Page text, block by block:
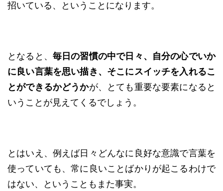
招いている、ということになります。
となると、 毎日の習慣の中で日々、自分の心でいか
に良い言葉を思い描き、そこにスイッチを入れるこ
とができるかどうかが、とても重要な要素になると
いうことが見えてくるでしょう。
とはいえ、例えば日々どんなに良好な意識で言葉を
使っていても、常に良いことばかりが起こるわけで
はない、ということもまた事実。